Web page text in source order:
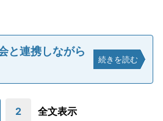
と連携しながら
続きを読む
2 全文表示